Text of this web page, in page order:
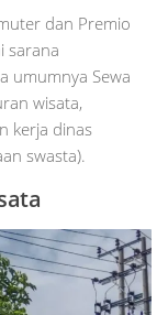
dan Premio
sarana
umumnya Sewa
wisata,
kerja dinas
swasta).